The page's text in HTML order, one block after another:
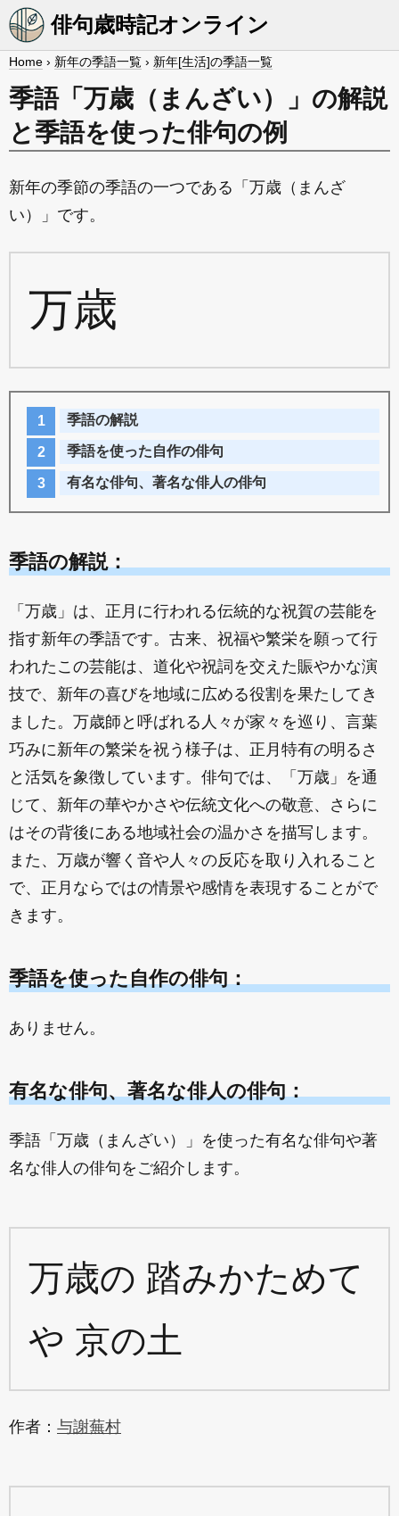
俳句歳時記オンライン
Home › 新年の季語一覧 › 新年[生活]の季語一覧
季語「万歳（まんざい）」の解説
と季語を使った俳句の例
新年の季節の季語の一つである「万歳（まんざ
い）」です。
万歳
季語の解説
季語を使った自作の俳句
有名な俳句、著名な俳人の俳句
季語の解説：
「万歳」は、正月に行われる伝統的な祝賀の芸能を
指す新年の季語です。古来、祝福や繁栄を願って行
われたこの芸能は、道化や祝詞を交えた賑やかな演
技で、新年の喜びを地域に広める役割を果たしてき
ました。万歳師と呼ばれる人々が家々を巡り、言葉
巧みに新年の繁栄を祝う様子は、正月特有の明るさ
と活気を象徴しています。俳句では、「万歳」を通
じて、新年の華やかさや伝統文化への敬意、さらに
はその背後にある地域社会の温かさを描写します。
また、万歳が響く音や人々の反応を取り入れること
で、正月ならではの情景や感情を表現することがで
きます。
季語を使った自作の俳句：
ありません。
有名な俳句、著名な俳人の俳句：
季語「万歳（まんざい）」を使った有名な俳句や著
名な俳人の俳句をご紹介します。
万歳の 踏みかためて
や 京の土
作者： 与謝蕪村